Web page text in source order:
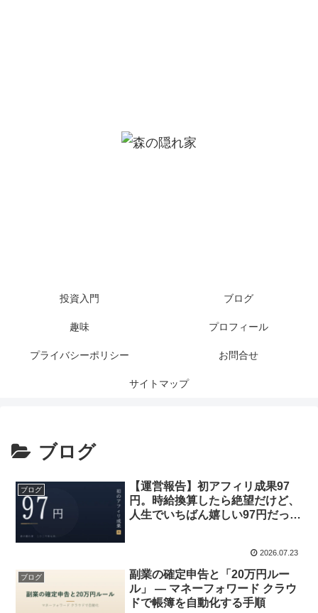
投資入門 ブログ
趣味 プロフィール
プライバシーポリシー お問合せ
サイトマップ
ブログ
ブログ
【運営報告】初アフィリ成果97
円。時給換算したら絶望だけど、
人生でいちばん嬉しい97円だった
2026.07.23
ブログ
副業の確定申告と「20万円ルー
ル」 — マネーフォワード クラウ
ドで帳簿を自動化する手順